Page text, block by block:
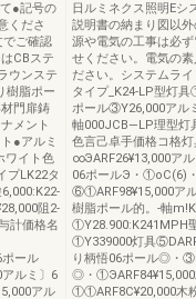
●記号の
くださ
でご確認
CBステ
ウンステ
樹脂ポー
門扉鋳
メント
●アルミ
ワイト色
プLK22タ
阻2-
計価格名
ール
ルミ〕6
アル
日ルミネクス照明Eシ
説明書の納まり図以
源や電気の工事は必
せください。電気の
ださい。システムラ
タイプ_K24-LP型灯
ポール③Y26,000アル
軸000JCB―LP理型灯
色言己卓手価格コ格
∞ЭARF26¥13,000ア
06ポールЭ・①oC(6)
⑥①ARF98¥15,000ア
樹脂ポール的。‐軸
①Y28.900:K241MPH
①Y339000灯具
り柄悟06ポール◎・
◎・①ЭARF84¥15,000
①①ARF8C¥20,000木